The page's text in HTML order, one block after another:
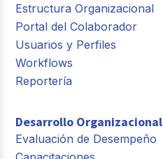
Estructura Organizacional
Portal del Colaborador
Usuarios y Perfiles
Workflows
Reportería
Desarrollo Organizacional
Evaluación de Desempeño